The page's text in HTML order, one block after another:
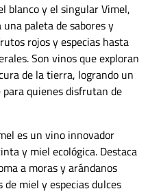
blanco y el singular Vimel,
una paleta de sabores y
rojos y especias hasta
Son vinos que exploran
de la tierra, logrando un
quienes disfrutan de
es un vino innovador
y miel ecológica. Destaca
a moras y arándanos
miel y especias dulces